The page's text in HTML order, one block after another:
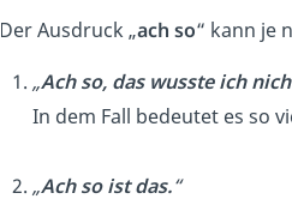
Der Ausdruck „ach so“ kann je
„Ach so, das wusste ich
In dem Fall bedeutet es so
„Ach so ist das.“